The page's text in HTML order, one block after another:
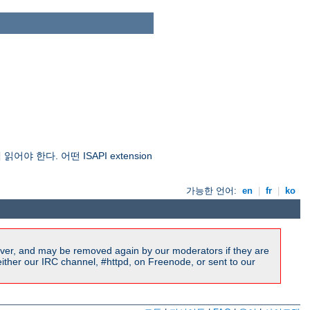
읽어야 한다. 어떤 ISAPI extension
가능한 언어: en fr ko
and may be removed again by our moderators if they are
our IRC channel, #httpd, on Freenode, or sent to our